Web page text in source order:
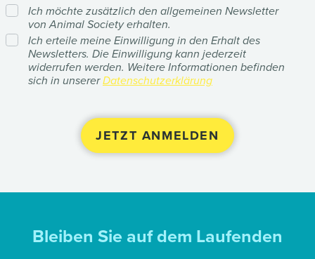
Ich möchte zusätzlich den allgemeinen Newsletter
von Animal Society erhalten.
Ich erteile meine Einwilligung in den Erhalt des
Newsletters. Die Einwilligung kann jederzeit
widerrufen werden. Weitere Informationen befinden
sich in unsererDatenschutzerklärung
Bleiben Sie auf dem Laufenden